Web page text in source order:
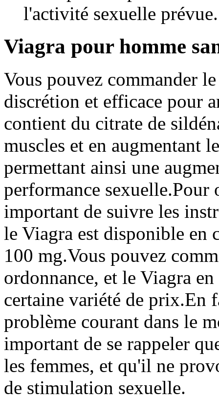
l'activité sexuelle prévue.
Viagra pour homme
Vous pouvez commander
discrétion et efficace pour
contient du citrate de
muscles et en augmentant
permettant ainsi une
performance
important de suivre les
le Viagra est disponible en
100 mg.Vous pouvez
ordonnance, et le Viagra
certaine variété de prix.En
problème courant dans le
important de se rappeler
les femmes, et qu'il ne
de stimulation sexuelle.